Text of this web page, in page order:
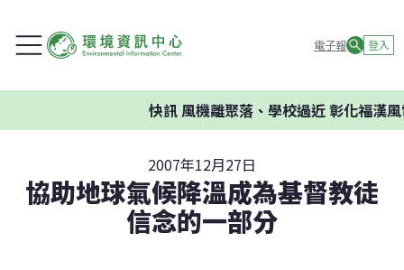
電子報 登入
快訊風機離聚落、學校過近 彰化福漢風
2007年12月27日
協助地球氣候降溫成為基督教徒
信念的一部分